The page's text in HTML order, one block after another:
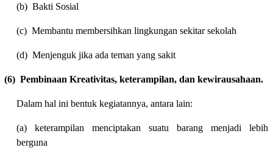
(b) Bakti Sosial
(c) Membantu membersihkan lingkungan sekitar sekolah
(d) Menjenguk jika ada teman yang sakit
(6) Pembinaan Kreativitas, keterampilan, dan kewirausahaan.
Dalam hal ini bentuk kegiatannya, antara lain:
(a) keterampilan menciptakan suatu barang menjadi lebih
berguna